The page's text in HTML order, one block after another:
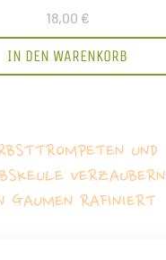
18,00 €
IN DEN WARENKORB
UND
VERZAUBERN
GAUMEN RAFINIERT